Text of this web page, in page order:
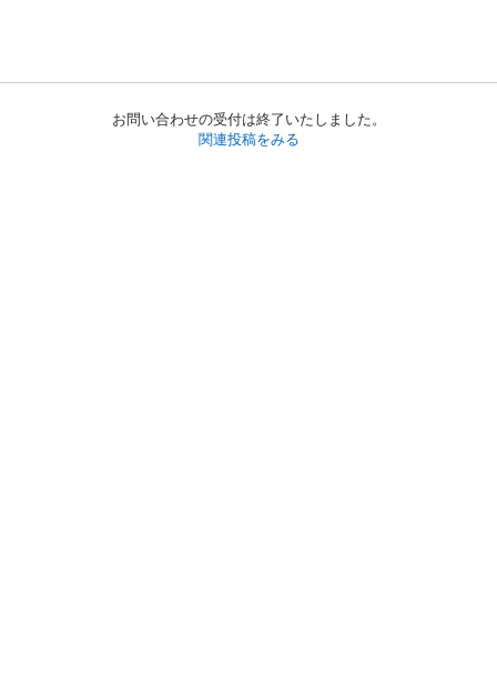
お問い合わせの受付は終了いたしました。
関連投稿をみる